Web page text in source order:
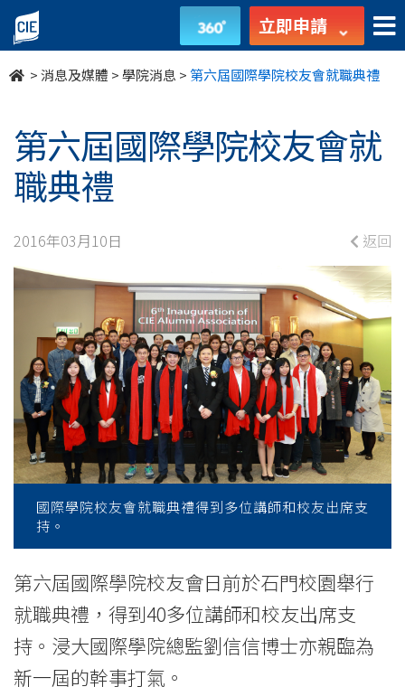
第
六
國
際
學
院
校
會
就
職
典
學
院
消
立即申請
>消息及媒體 >學院消息 >第六屆國際學院校友會就職典禮
第六屆國際學院校友會就
職典禮
2016年03月10日 返回
國際學院校友會就職典禮得到多位講師和校友出席支
持。
第六屆國際學院校友會日前於石門校園舉行
就職典禮，得到40多位講師和校友出席支
持。浸大國際學院總監劉信信博士亦親臨為
新一屆的幹事打氣。